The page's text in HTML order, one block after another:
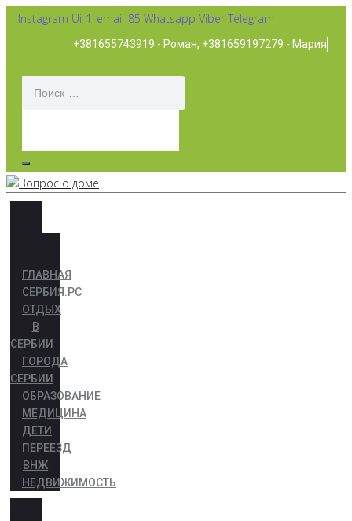
Перейти
Instagram Ui-1_email-85 Whatsapp Viber Telegram
+381655743919 - Роман, +381659197279 - Мария
ГЛАВНАЯ
СЕРБИЯ.РС
ОТДЫХ
В
СЕРБИИ
ГОРОДА
СЕРБИИ
ОБРАЗОВАНИЕ
МЕДИЦИНА
ДЕТИ
ПЕРЕЕЗД
ВНЖ
НЕДВИЖИМОСТЬ